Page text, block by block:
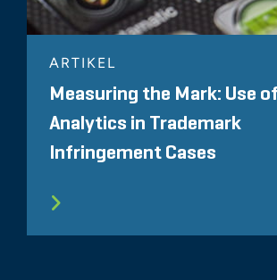
ARTIKEL
Measuring the Mark: Use of
Analytics in Trademark
Infringement Cases